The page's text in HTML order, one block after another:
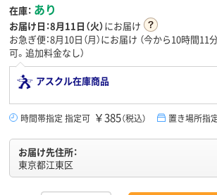
在庫： あり
お届け日：8月11日（火）にお届け
お急ぎ便：8月10日（月）にお届け （今から10時間11
可。追加料金なし）
アスクル在庫商品
時間帯指定 指定可 ￥385（税込） 置き場所指
お届け先住所：
東京都江東区